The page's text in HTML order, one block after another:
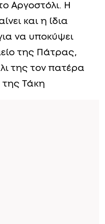
Αργοστόλι. Η
και η ίδια
να υποκύψει
της Πάτρας,
της τον πατέρα
της Τάκη